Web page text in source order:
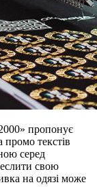
пропонує
текстів
серед
свою
на одязі може